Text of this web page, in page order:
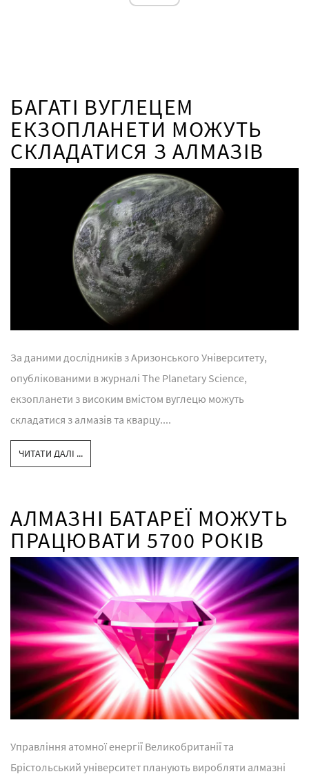
БАГАТІ ВУГЛЕЦЕМ
ЕКЗОПЛАНЕТИ МОЖУТЬ
СКЛАДАТИСЯ З АЛМАЗІВ
За даними дослідників з Аризонського Університету,
опублікованими в журналі The Planetary Science,
екзопланети з високим вмістом вуглецю можуть
складатися з алмазів та кварцу....
ЧИТАТИ ДАЛІ ...
АЛМАЗНІ БАТАРЕЇ МОЖУТЬ
ПРАЦЮВАТИ 5700 РОКІВ
Управління атомної енергії Великобританії та
Брістольський університет планують виробляти алмазні